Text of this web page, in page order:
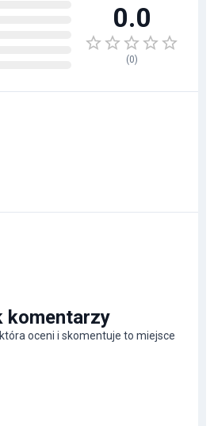
0.0
(0)
komentarzy
oceni i skomentuje to miejsce